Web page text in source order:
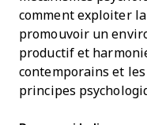
comment exploiter
promouvoir un
productif et
contemporains et
principes